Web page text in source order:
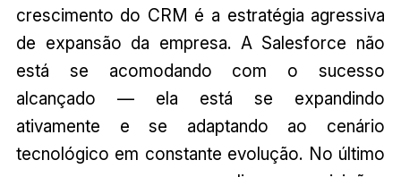
crescimento do CRM é a estratégia agressiva
de expansão da empresa. A Salesforce não
está se acomodando com o sucesso
alcançado — ela está se expandindo
ativamente e se adaptando ao cenário
tecnológico em constante evolução. No último